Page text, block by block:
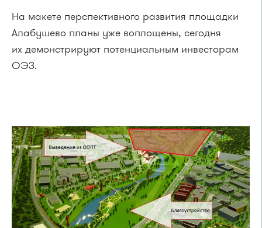
На макете перспективного развития площадки
Алабушево планы уже воплощены, сегодня
их демонстрируют потенциальным инвесторам
ОЭЗ.